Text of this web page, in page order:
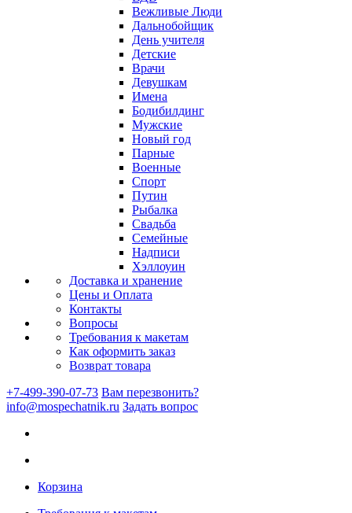
Вежливые Люди
Дальнобойщик
День учителя
Детские
Врачи
Девушкам
Имена
Бодибилдинг
Мужские
Новый год
Парные
Военные
Спорт
Путин
Рыбалка
Свадьба
Семейные
Надписи
Хэллоуин
Доставка и хранение
Цены и Оплата
Контакты
Вопросы
Требования к макетам
Как оформить заказ
Возврат товара
+7-499-390-07-73 Вам перезвонить?
info@mospechatnik.ru Задать вопрос
Корзина